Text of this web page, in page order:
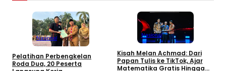
Nasional
Pelatihan Perbengkelan
Roda Dua, 20 Peserta
Nasional
Kisah Melan Achmad: Dari
Papan Tulis ke TikTok, Ajar
Matematika Gratis Hingga